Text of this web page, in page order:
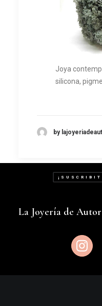
Joya
silicona,
by
La Joyería de Autor